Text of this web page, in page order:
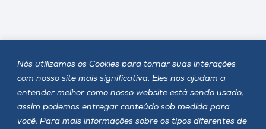
Nós utilizamos os Cookies para tornar suas interações
com nosso site mais significativa. Eles nos ajudam a
entender melhor como nosso website está sendo usado,
assim podemos entregar conteúdo sob medida para
você. Para mais informações sobre os tipos diferentes de
Onde estamos